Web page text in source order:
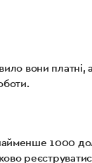
вони платні,
1000